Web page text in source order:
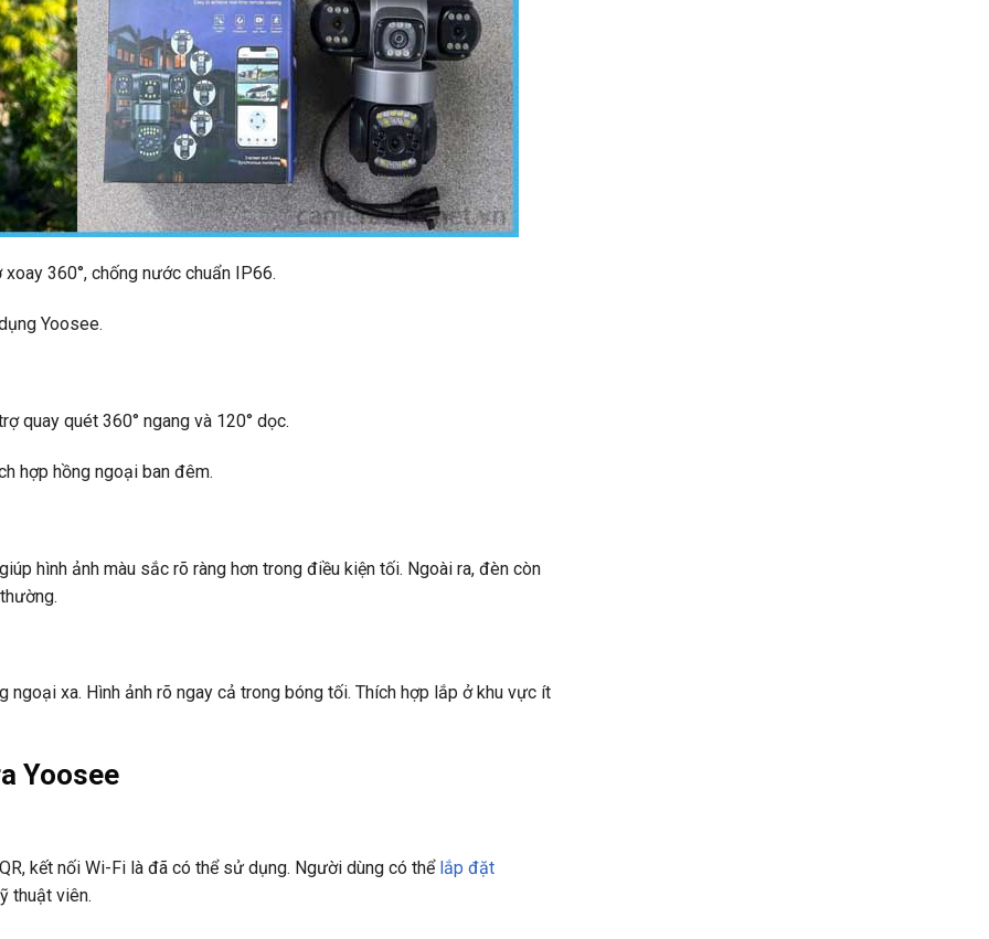
360°, chống nước chuẩn IP66.
Yoosee.
quay quét 360° ngang và 120° dọc.
hợp hồng ngoại ban đêm.
hình ảnh màu sắc rõ ràng hơn trong điều kiện tối. Ngoài ra, đèn còn
ngoại xa. Hình ảnh rõ ngay cả trong bóng tối. Thích hợp lắp ở khu vực ít
Yoosee
kết nối Wi-Fi là đã có thể sử dụng. Người dùng có thể lắp đặt
thuật viên.